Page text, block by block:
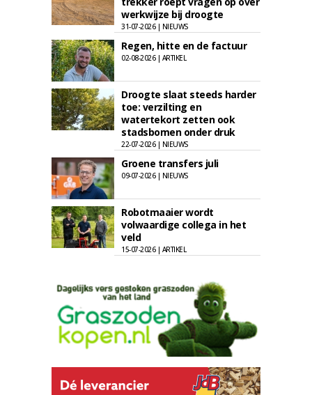
werkwijze bij droogte
31-07-2026 | NIEUWS
Regen, hitte en de factuur
02-08-2026 | ARTIKEL
Droogte slaat steeds harder
toe: verzilting en
watertekort zetten ook
stadsbomen onder druk
22-07-2026 | NIEUWS
Groene transfers juli
09-07-2026 | NIEUWS
Robotmaaier wordt
volwaardige collega in het
veld
15-07-2026 | ARTIKEL